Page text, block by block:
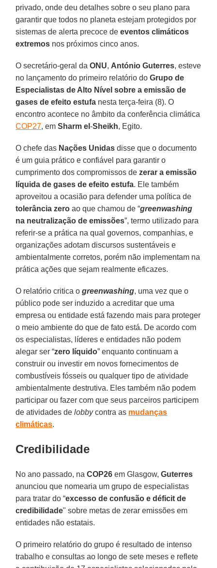
privado, onde deu detalhes sobre o seu plano para
garantir que todos no planeta estejam protegidos por
sistemas de alerta precoce deeventos climáticos
extremos nos próximos cinco anos.
O secretário-geral daONU, António Guterres, esteve
no lançamento do primeiro relatório doGrupo de
Especialistas de Alto Nível sobre a emissão de
gases de efeito estufa nesta terça-feira (8). O
encontro acontece no âmbito da conferência climática
COP27, emSharm el-Sheikh, Egito.
O chefe das Nações Unidas disse que o documento
é um guia prático e confiável para garantir o
cumprimento dos compromissos dezerar a emissão
líquida de gases de efeito estufa. Ele também
aproveitou a ocasião para defender uma política de
tolerância zero ao que chamou de “greenwashing
na neutralização de emissões”, termo utilizado para
referir-se a prática na qual governos, companhias, e
organizações adotam discursos sustentáveis e
ambientalmente corretos, porém não implementam na
prática ações que sejam realmente eficazes.
O relatório critica ogreenwashing, uma vez que o
público pode ser induzido a acreditar que uma
empresa ou entidade está fazendo mais para proteger
o meio ambiente do que de fato está. De acordo com
os especialistas, líderes e entidades não podem
alegar ser “zero líquido” enquanto continuam a
construir ou investir em novos fornecimentos de
combustíveis fósseis ou qualquer tipo de atividade
ambientalmente destrutiva. Eles também não podem
participar ou fazer com que seus parceiros participem
de atividades delobbycontra as mudanças
climáticas.
Credibilidade
No ano passado, naCOP26 em Glasgow,Guterres
anunciou que nomearia um grupo de especialistas
para tratar do “excesso de confusão e déficit de
credibilidade" sobre metas de zerar emissões em
entidades não estatais.
O primeiro relatório do grupo é resultado de intenso
trabalho e consultas ao longo de sete meses e reflete